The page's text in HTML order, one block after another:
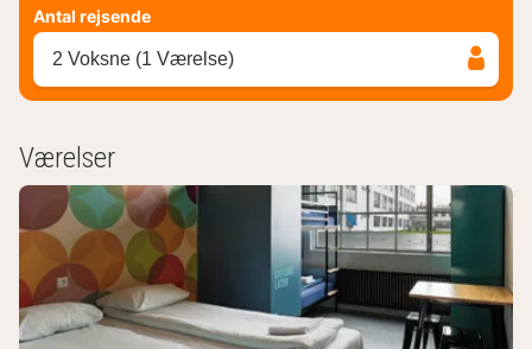
Antal rejsende
2 Voksne (1 Værelse)
Værelser